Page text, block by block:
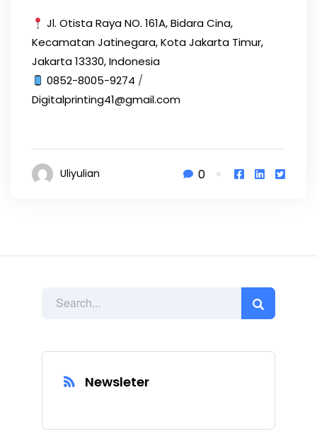
Newsleter
Jl. Otista Raya NO. 161A, Bidara Cina,
Kecamatan Jatinegara, Kota Jakarta Timur,
Jakarta 13330, Indonesia
0852-8005-9274 /
Digitalprinting41@gmail.com
Uliyulian 0